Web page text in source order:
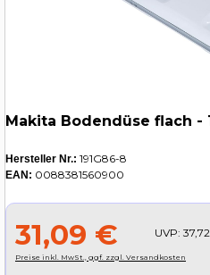
Makita Bodendüse flach -
Hersteller Nr.: 191G86-8
EAN: 0088381560900
31,09 € UVP:
Preise inkl. MwSt., ggf. zzgl. Versandkosten